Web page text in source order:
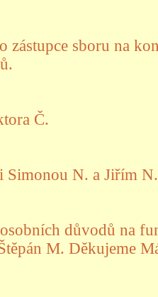
zástupce sboru na
Č.
Simonou N. a Jiřím N.
důvodů na
M. Děkujeme